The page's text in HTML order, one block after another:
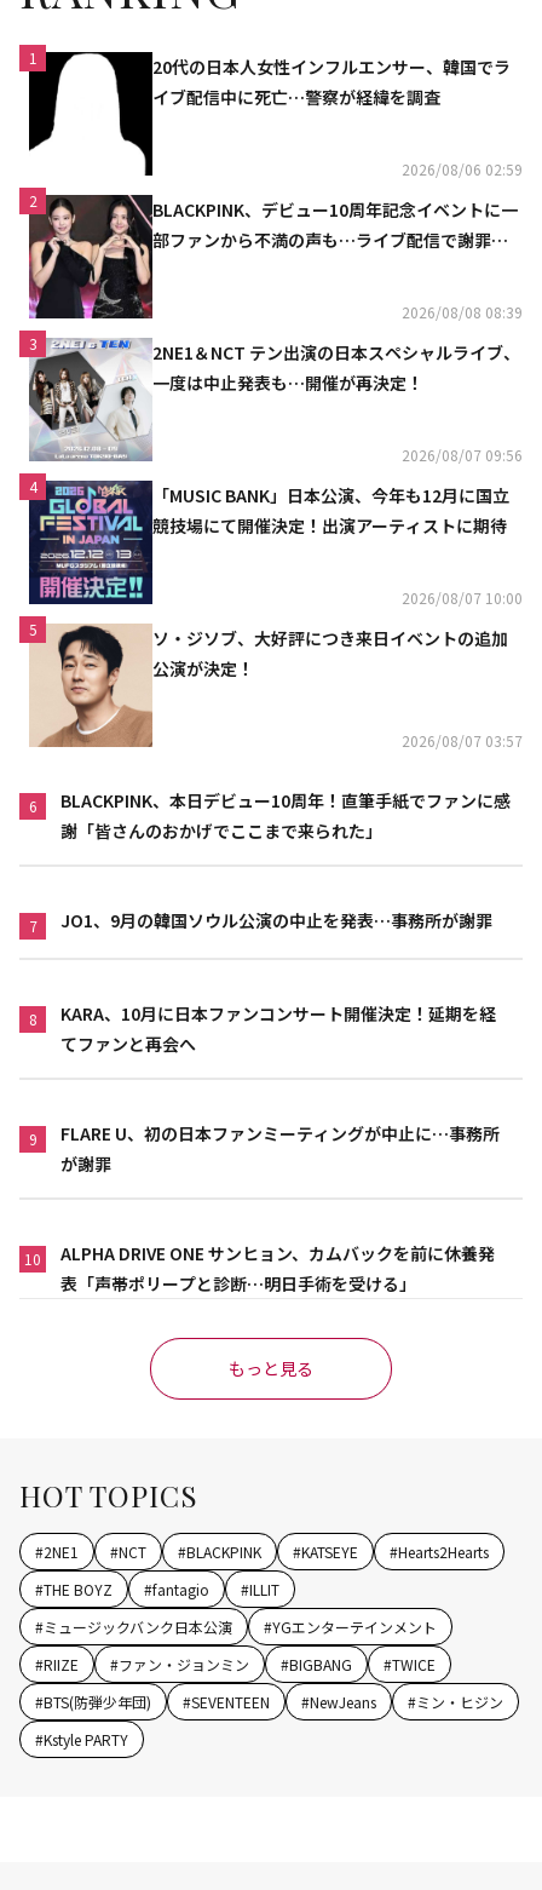
1
20代の日本人女性インフルエンサー、韓国でラ
イブ配信中に死亡…警察が経緯を調査
2026/08/06 02:59
2
BLACKPINK、デビュー10周年記念イベントに一
部ファンから不満の声も…ライブ配信で謝罪
2026/08/08 08:39
3
2NE1＆NCT テン出演の日本スペシャルライブ、
一度は中止発表も…開催が再決定！
2026/08/07 09:56
4
「MUSIC BANK」日本公演、今年も12月に国立
競技場にて開催決定！出演アーティストに期待
2026/08/07 10:00
5
ソ・ジソブ、大好評につき来日イベントの追加
公演が決定！
2026/08/07 03:57
6
BLACKPINK、本日デビュー10周年！直筆手紙でファンに感
謝「皆さんのおかげでここまで来られた」
7 JO1、9月の韓国ソウル公演の中止を発表…事務所が謝罪
8
KARA、10月に日本ファンコンサート開催決定！延期を経
てファンと再会へ
9
FLARE U、初の日本ファンミーティングが中止に…事務所
が謝罪
10
ALPHA DRIVE ONE サンヒョン、カムバックを前に休養発
表「声帯ポリープと診断…明日手術を受ける」
もっと見る
HOT TOPICS
#2NE1 #NCT #BLACKPINK #KATSEYE #Hearts2Hearts
#THE BOYZ #fantagio #ILLIT
#ミュージックバンク日本公演 #YGエンターテインメント
#RIIZE #ファン・ジョンミン #BIGBANG #TWICE
#BTS(防弾少年団) #SEVENTEEN #NewJeans #ミン・ヒジン
#Kstyle PARTY